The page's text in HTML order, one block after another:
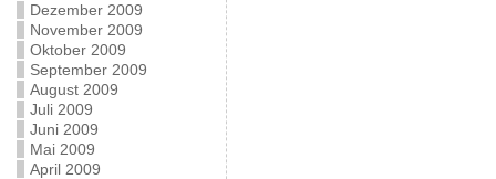
Dezember 2009
November 2009
Oktober 2009
September 2009
August 2009
Juli 2009
Juni 2009
Mai 2009
April 2009